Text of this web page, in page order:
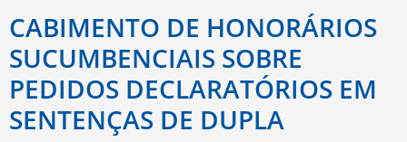
CABIMENTO DE HONORÁRIOS
SUCUMBENCIAIS SOBRE
PEDIDOS DECLARATÓRIOS EM
SENTENÇAS DE DUPLA